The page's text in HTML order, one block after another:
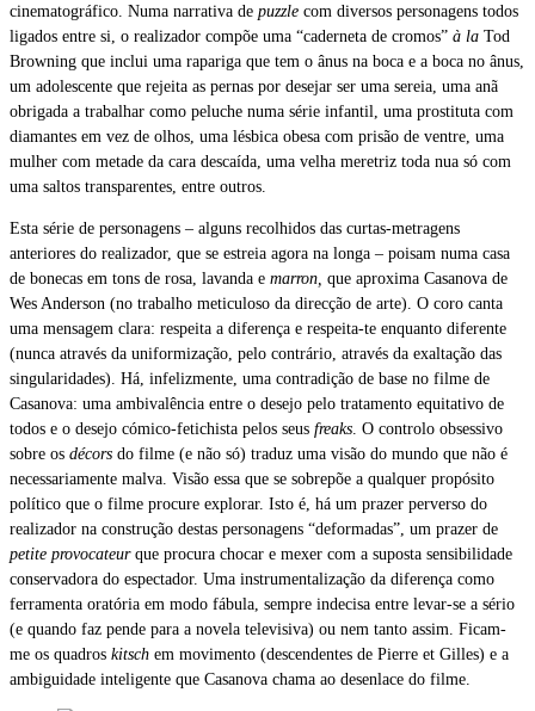
cinematográfico. Numa narrativa de puzzle com diversos personagens todos
ligados entre si, o realizador compõe uma “caderneta de cromos” à la Tod
Browning que inclui uma rapariga que tem o ânus na boca e a boca no ânus,
um adolescente que rejeita as pernas por desejar ser uma sereia, uma anã
obrigada a trabalhar como peluche numa série infantil, uma prostituta com
diamantes em vez de olhos, uma lésbica obesa com prisão de ventre, uma
mulher com metade da cara descaída, uma velha meretriz toda nua só com
uma saltos transparentes, entre outros.
Esta série de personagens – alguns recolhidos das curtas-metragens
anteriores do realizador, que se estreia agora na longa – poisam numa casa
de bonecas em tons de rosa, lavanda e marron, que aproxima Casanova de
Wes Anderson (no trabalho meticuloso da direcção de arte). O coro canta
uma mensagem clara: respeita a diferença e respeita-te enquanto diferente
(nunca através da uniformização, pelo contrário, através da exaltação das
singularidades). Há, infelizmente, uma contradição de base no filme de
Casanova: uma ambivalência entre o desejo pelo tratamento equitativo de
todos e o desejo cómico-fetichista pelos seus freaks . O controlo obsessivo
sobre os décors do filme (e não só) traduz uma visão do mundo que não é
necessariamente malva. Visão essa que se sobrepõe a qualquer propósito
político que o filme procure explorar. Isto é, há um prazer perverso do
realizador na construção destas personagens “deformadas”, um prazer de
petite provocateurque procura chocar e mexer com a suposta sensibilidade
conservadora do espectador. Uma instrumentalização da diferença como
ferramenta oratória em modo fábula, sempre indecisa entre levar-se a sério
(e quando faz pende para a novela televisiva) ou nem tanto assim. Ficam-
me os quadros kitsch em movimento (descendentes de Pierre et Gilles) e a
ambiguidade inteligente que Casanova chama ao desenlace do filme.